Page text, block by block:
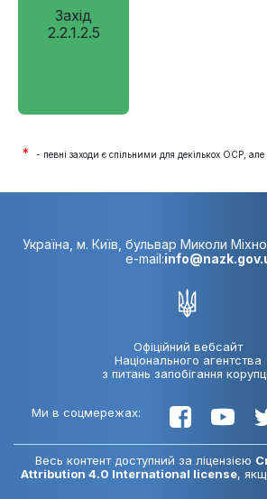
Захід
2.2.1.2.5
* - певні заходи є спільними для декількох ОСР,
Україна, м. Київ, бульвар Миколи
e-mail:
Офіційний вебсайт
Національного агентства
з питань запобігання
Ми в соцмережах:
Весь контент доступний за ліцензією
Attribution 4.0 International license,